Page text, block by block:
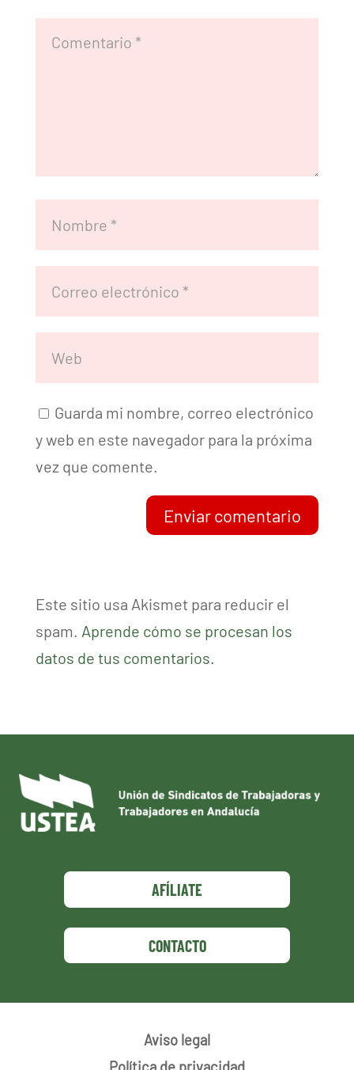
Guarda mi nombre, correo electrónico
y web en este navegador para la próxima
vez que comente.
Enviar comentario
Este sitio usa Akismet para reducir el
spam. Aprende cómo se procesan los
datos de tus comentarios.
AFÍLIATE
CONTACTO
Aviso legal